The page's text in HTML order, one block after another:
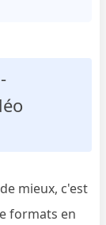
mieux, c'est
formats en